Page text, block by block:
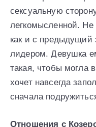
сексуальную
легкомысленной. Не
как и с предыдущий
лидером. Девушка
такая, чтобы могла
хочет навсегда
сначала
Отношения с